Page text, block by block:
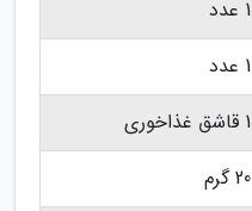
1 عدد
1 عدد
1 قاشق غذاخوری
20 گرم